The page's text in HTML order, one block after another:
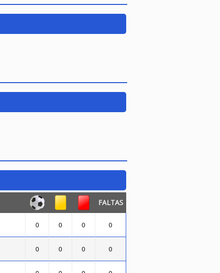
FALTAS
0 0 0 0
0 0 0 0